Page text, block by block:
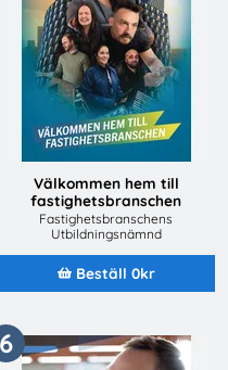
Välkommen hem till
fastighetsbranschen
Fastighetsbranschens
Utbildningsnämnd
Beställ 0kr
6